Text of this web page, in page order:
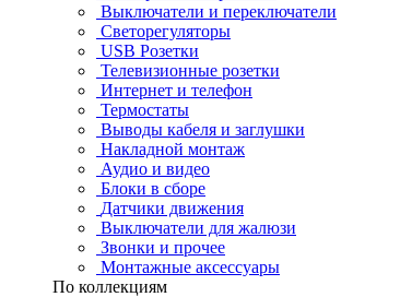
Выключатели и переключатели
Светорегуляторы
USB Розетки
Телевизионные розетки
Интернет и телефон
Термостаты
Выводы кабеля и заглушки
Накладной монтаж
Аудио и видео
Блоки в сборе
Датчики движения
Выключатели для жалюзи
Звонки и прочее
Монтажные аксессуары
По коллекциям